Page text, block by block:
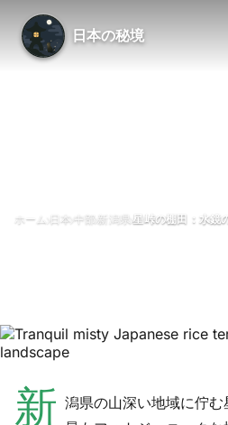
日本の秘境
ホーム 日本›中部›新潟県›星峠の棚田：水鏡
新 潟県の山深い地域に佇